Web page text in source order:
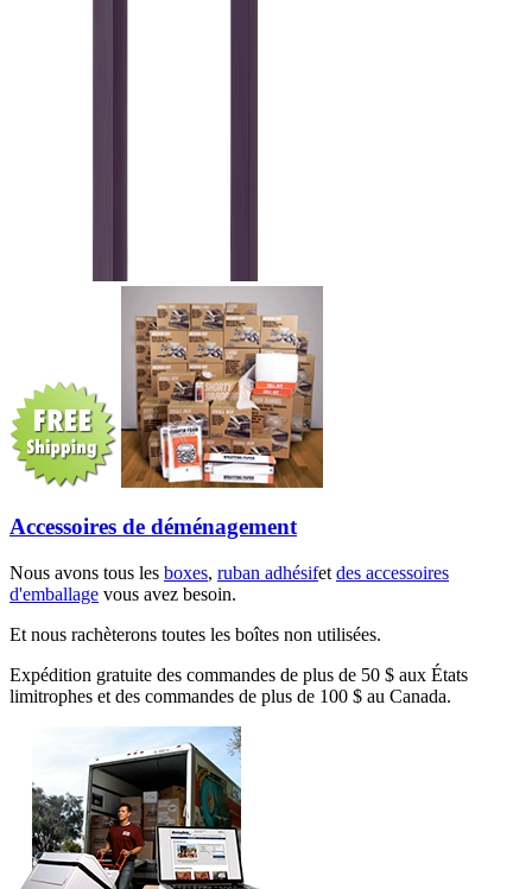
Accessoires de déménagement
Nous avons tous les boxes, ruban adhésifet des accessoires
d'emballage vous avez besoin.
Et nous rachèterons toutes les boîtes non utilisées.
Expédition gratuite des commandes de plus de 50 $ aux États
limitrophes et des commandes de plus de 100 $ au Canada.